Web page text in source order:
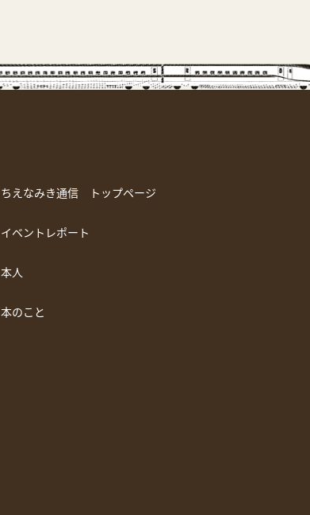
ちえなみき通信 トップページ
イベントレポート
本人
本のこと